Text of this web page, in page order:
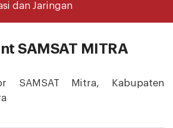
dan Jaringan
SAMSAT MITRA
SAMSAT Mitra, Kabupaten